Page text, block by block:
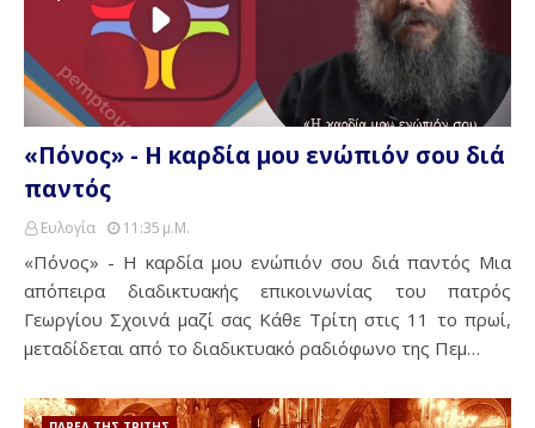
«Πόνος» - Η καρδία μου ενώπιόν σου διά
παντός
Ευλογία 11:35 Μ.μ.
«Πόνος» - Η καρδία μου ενώπιόν σου διά παντός Μια
απόπειρα διαδικτυακής επικοινωνίας του πατρός
Γεωργίου Σχοινά μαζί σας Κάθε Τρίτη στις 11 το πρωί,
μεταδίδεται από το διαδικτυακό ραδιόφωνο της Πεμ…